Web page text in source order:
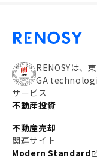
RENOSYは、
GA
サービス
不動産投資
不動産売却
関連サイト
Modern Standard